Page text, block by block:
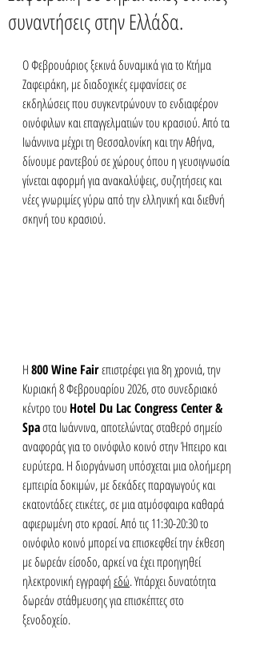
συναντήσεις στην Ελλάδα.
Ο Φεβρουάριος ξεκινά δυναμικά για το Κτήμα
Ζαφειράκη, με διαδοχικές εμφανίσεις σε
εκδηλώσεις που συγκεντρώνουν το ενδιαφέρον
οινόφιλων και επαγγελματιών του κρασιού. Από τα
Ιωάννινα μέχρι τη Θεσσαλονίκη και την Αθήνα,
δίνουμε ραντεβού σε χώρους όπου η γευσιγνωσία
γίνεται αφορμή για ανακαλύψεις, συζητήσεις και
νέες γνωριμίες γύρω από την ελληνική και διεθνή
σκηνή του κρασιού.
Η 800 Wine Fair επιστρέφει για 8η χρονιά, την
Κυριακή 8 Φεβρουαρίου 2026, στο συνεδριακό
κέντρο του Hotel Du Lac Congress Center &
Spa στα Ιωάννινα, αποτελώντας σταθερό σημείο
αναφοράς για το οινόφιλο κοινό στην Ήπειρο και
ευρύτερα. Η διοργάνωση υπόσχεται μια ολοήμερη
εμπειρία δοκιμών, με δεκάδες παραγωγούς και
εκατοντάδες ετικέτες, σε μια ατμόσφαιρα καθαρά
αφιερωμένη στο κρασί. Από τις 11:30-20:30 το
οινόφιλο κοινό μπορεί να επισκεφθεί την έκθεση
με δωρεάν είσοδο, αρκεί να έχει προηγηθεί
ηλεκτρονική εγγραφή εδώ. Υπάρχει δυνατότητα
δωρεάν στάθμευσης για επισκέπτες στο
ξενοδοχείο.